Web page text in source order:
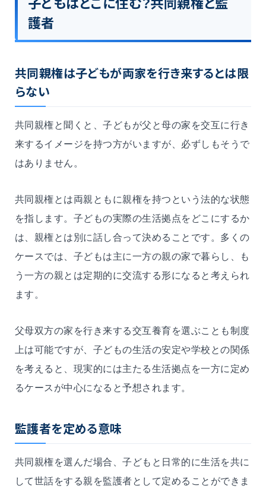
護者
共同親権は子どもが両家を行き来するとは限
らない
共同親権と聞くと、子どもが父と母の家を交互に行き
来するイメージを持つ方がいますが、必ずしもそうで
はありません。
共同親権とは両親ともに親権を持つという法的な状態
を指します。子どもの実際の生活拠点をどこにするか
は、親権とは別に話し合って決めることです。多くの
ケースでは、子どもは主に一方の親の家で暮らし、も
う一方の親とは定期的に交流する形になると考えられ
ます。
父母双方の家を行き来する交互養育を選ぶことも制度
上は可能ですが、子どもの生活の安定や学校との関係
を考えると、現実的には主たる生活拠点を一方に定め
るケースが中心になると予想されます。
監護者を定める意味
共同親権を選んだ場合、子どもと日常的に生活を共に
して世話をする親を監護者として定めることができま